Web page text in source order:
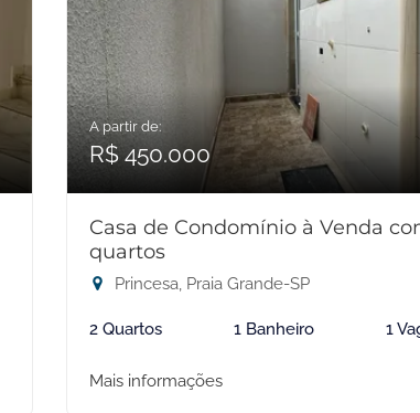
A partir de:
R$ 450.000
Casa de Condomínio à Venda
quartos
Princesa, Praia Grande-SP
2 Quartos 1 Banheiro 1
Mais informações